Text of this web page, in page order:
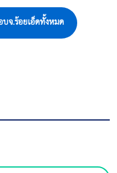
จ.ร้อยเอ็ดทั้งหมด